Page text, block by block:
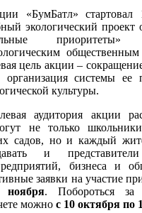
«БумБатл» стартовал
экологический проект
приоритеты»
цель акции –
организация системы ее
культуры.
аудитория акции
не только
садов, но и каждый
и
бизнеса и
заявки на участие
. Побороться за
можно с 10 октября по